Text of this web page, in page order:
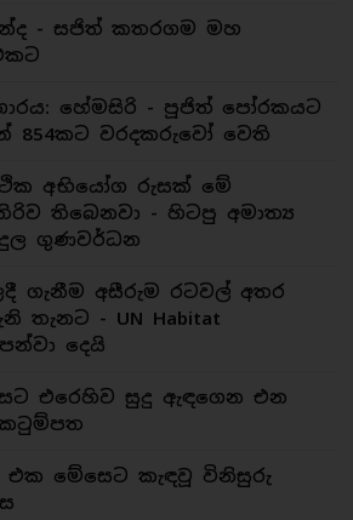
- සජිත් කතරගම මහ
හේමසිරි - පූජිත් පෝරකයට
854කට වරදකරුවෝ වෙති
අභියෝග රුසක් මේ
තිබෙනවා - හිටපු අමාත්‍ය
ගුණවර්ධන
ගැනීම අසීරුම රටවල් අතර
තැනට - UN Habitat
දෙයි
එරෙහිව සුදු ඇඳගෙන එන
මේසෙට කැඳවූ විනිසුරු